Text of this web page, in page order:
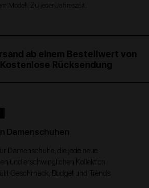
Modell. Zu jeder Jahreszeit.
ab einem Bestellwert von
Rücksendung
Damenschuhen
Damenschuhe, die jede neue
und erschwinglichen Kollektion
Geschmack, Budget und Trends.